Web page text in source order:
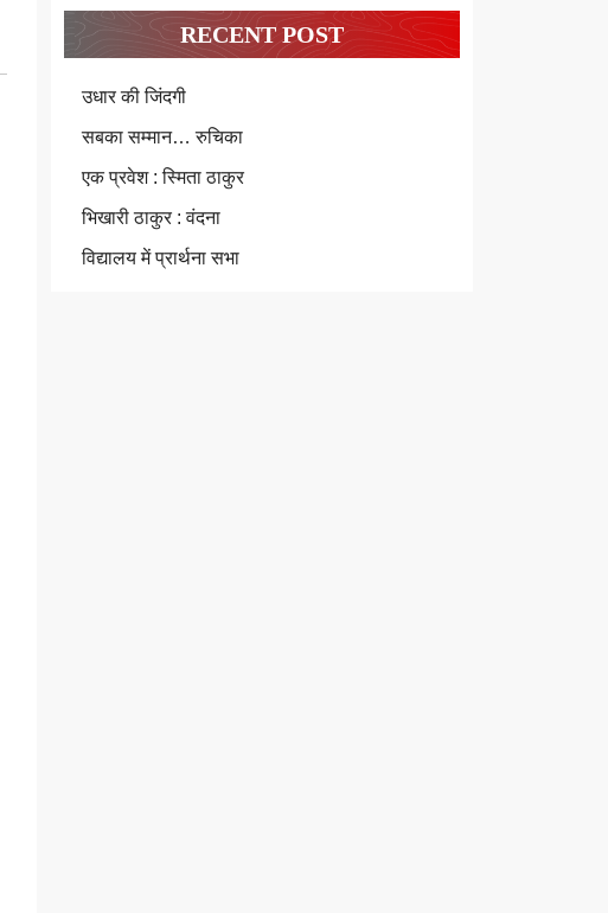
RECENT POST
उधार की जिंदगी
सबका सम्मान… रुचिका
एक प्रवेश : स्मिता ठाकुर
भिखारी ठाकुर : वंदना
विद्यालय में प्रार्थना सभा